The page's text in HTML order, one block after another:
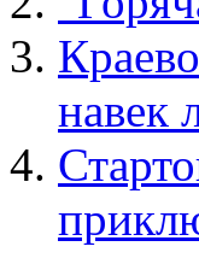
навек